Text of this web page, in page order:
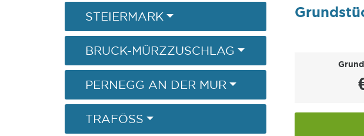
STEIERMARK
BRUCK-MÜRZZUSCHLAG
PERNEGG AN DER MUR
TRAFÖSS